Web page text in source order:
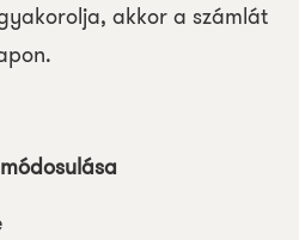
akkor a számlát